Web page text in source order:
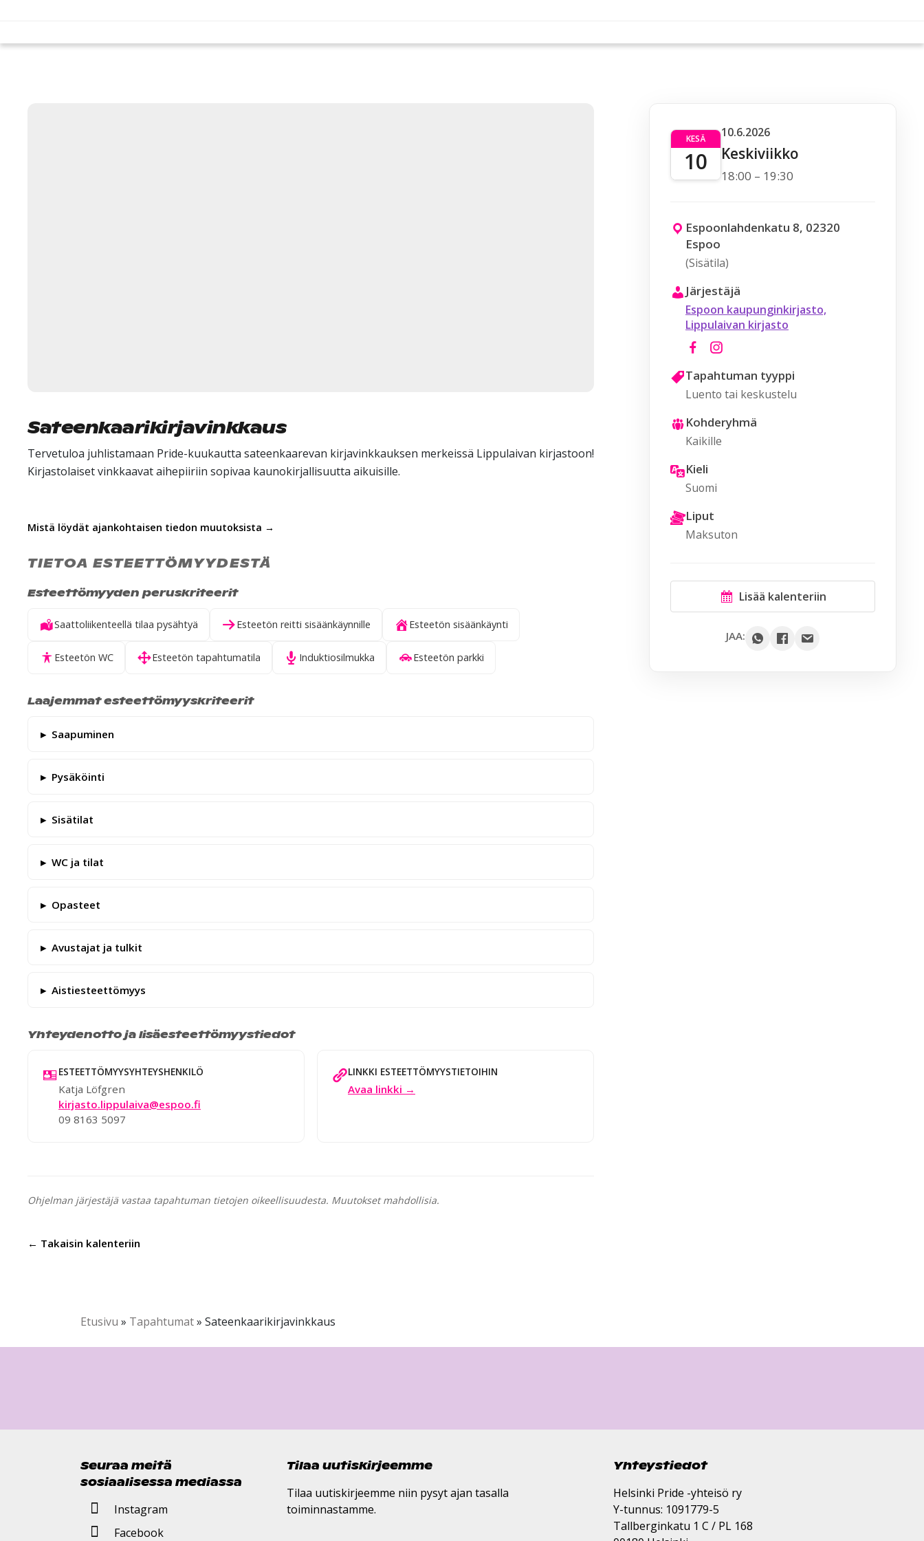
Sateenkaarikirjavinkkaus
Tervetuloa juhlistamaan Pride-kuukautta sateenkaarevan kirjavinkkauksen merkeissä Lippulaivan kirjastoon!
Kirjastolaiset vinkkaavat aihepiiriin sopivaa kaunokirjallisuutta aikuisille.
Mistä löydät ajankohtaisen tiedon muutoksista →
TIETOA ESTEETTÖMYYDESTÄ
Esteettömyyden peruskriteerit
Saattoliikenteellä tilaa pysähtyä Esteetön reitti sisäänkäynnille Esteetön sisäänkäynti
Esteetön WC Esteetön tapahtumatila Induktiosilmukka Esteetön parkki
Laajemmat esteettömyyskriteerit
Saapuminen
Pysäköinti
Sisätilat
WC ja tilat
Opasteet
Avustajat ja tulkit
Aistiesteettömyys
Yhteydenotto ja lisäesteettömyystiedot
ESTEETTÖMYYSYHTEYSHENKILÖ
Katja Löfgren
kirjasto.lippulaiva@espoo.fi
09 8163 5097
LINKKI ESTEETTÖMYYSTIETOIHIN
Avaa linkki →
Ohjelman järjestäjä vastaa tapahtuman tietojen oikeellisuudesta. Muutokset mahdollisia.
← Takaisin kalenteriin
KESÄ
10
10.6.2026
Keskiviikko
18:00 – 19:30
Espoonlahdenkatu 8, 02320
Espoo
(Sisätila)
Järjestäjä
Espoon kaupunginkirjasto,
Lippulaivan kirjasto
Tapahtuman tyyppi
Luento tai keskustelu
Kohderyhmä
Kaikille
Kieli
Suomi
Liput
Maksuton
Lisää kalenteriin
JAA:
Etusivu » Tapahtumat» Sateenkaarikirjavinkkaus
Seuraa meitä
sosiaalisessa mediassa
Instagram
Facebook
Tilaa uutiskirjeemme
Tilaa uutiskirjeemme niin pysyt ajan tasalla
toiminnastamme.
Yhteystiedot
Helsinki Pride -yhteisö ry
Y-tunnus: 1091779-5
Tallberginkatu 1 C / PL 168